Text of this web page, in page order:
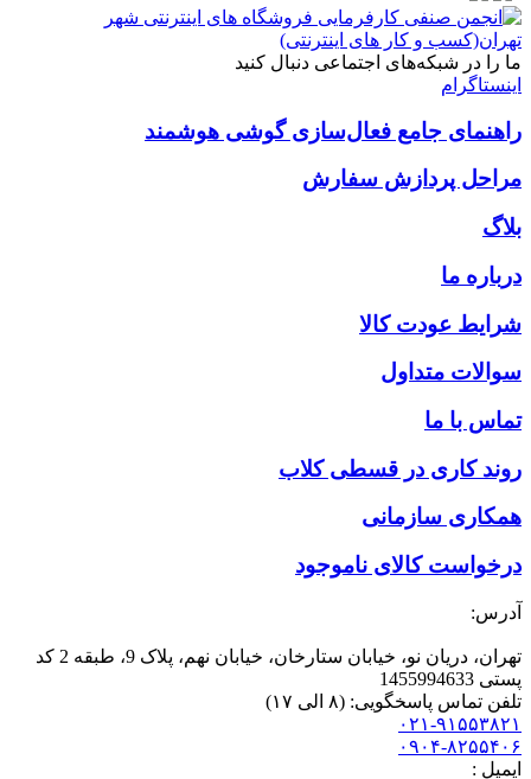
ما را در شبکه‌های اجتماعی دنبال کنید
اینستاگرام
راهنمای جامع فعال‌سازی گوشی هوشمند
مراحل پردازش سفارش
بلاگ
درباره ما
شرایط عودت کالا
سوالات متداول
تماس با ما
روند کاری در قسطی کلاب
همکاری سازمانی
درخواست کالای ناموجود
آدرس:
تهران، دریان نو، خیابان ستارخان، خیابان نهم، پلاک 9، طبقه 2 کد
پستی 1455994633
تلفن تماس پاسخگویی: (۸ الی ۱۷)
۰۲۱-۹۱۵۵۳۸۲۱
۰۹۰۴-۸۲۵۵۴۰۶
ایمیل :